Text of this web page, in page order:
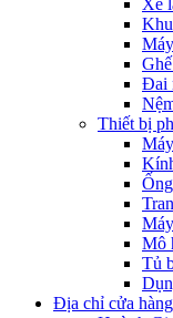
Xe
Đai
Thiết bị
Mô
Tủ
Địa chỉ cửa hàng